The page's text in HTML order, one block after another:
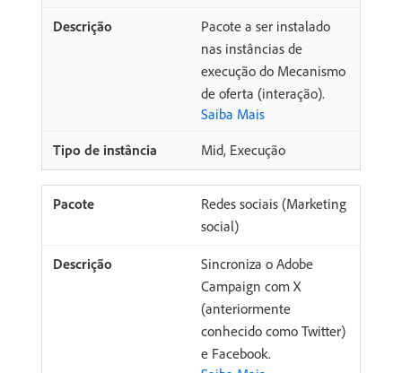
Pacote a ser instalado
nas instâncias de
execução do Mecanismo
de oferta (interação).
Saiba Mais
Mid, Execução
Redes sociais (Marketing
social)
Sincroniza o Adobe
Campaign com X
(anteriormente
conhecido como Twitter)
e Facebook.